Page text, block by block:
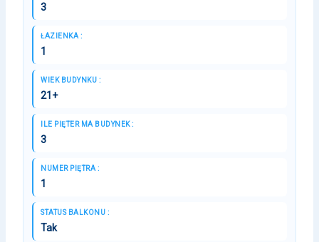
3
ŁAZIENKA :
1
WIEK BUDYNKU :
21+
ILE PIĘTER MA BUDYNEK :
3
NUMER PIĘTRA :
1
STATUS BALKONU :
Tak